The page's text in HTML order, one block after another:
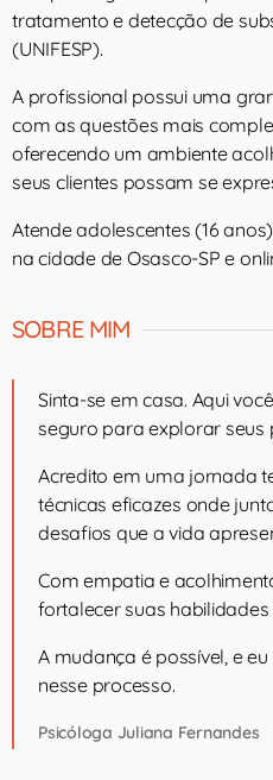
tratamento e detecção de
(UNIFESP).
A profissional possui uma
com as questões mais
oferecendo um ambiente
seus clientes possam se
Atende adolescentes (16
na cidade de Osasco-SP e
SOBRE MIM
Sinta-se em casa. Aqui
seguro para explorar seus
Acredito em uma jornada
técnicas eficazes onde
desafios que a vida
Com empatia e
fortalecer suas
A mudança é possível, e
nesse processo.
Psicóloga Juliana Fernandes